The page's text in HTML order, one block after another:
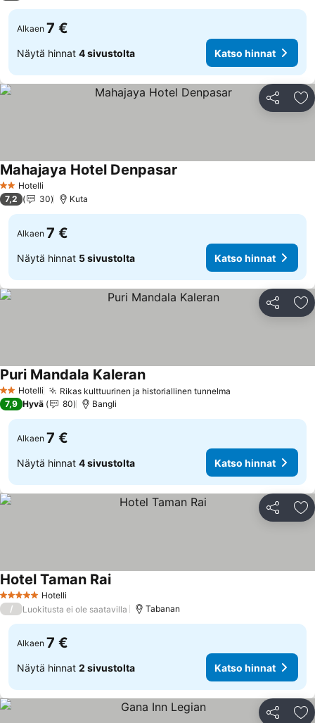
Alkaen 7 €
Näytä hinnat 4 sivustolta Katso hinnat
Jaa
2 Tähtiluokitus
Hotelli
Mahajaya Hotel Denpasar
7,2 30 Kuta
Alkaen 7 €
Näytä hinnat 5 sivustolta Katso hinnat
Jaa
2 Tähtiluokitus
Hotelli Rikas kulttuurinen ja historiallinen tunnelma
Puri Mandala Kaleran
7,9 Hyvä 80 Bangli
Alkaen 7 €
Näytä hinnat 4 sivustolta Katso hinnat
Jaa
5 Tähtiluokitus
Hotelli
Hotel Taman Rai
/ Luokitusta ei ole saatavilla Tabanan
Alkaen 7 €
Näytä hinnat 2 sivustolta Katso hinnat
Jaa